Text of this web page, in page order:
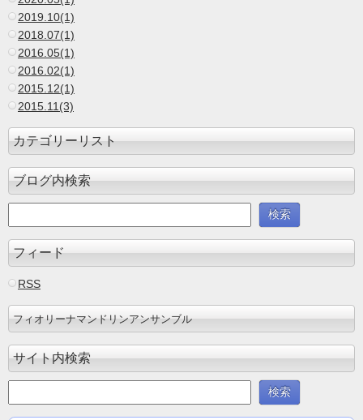
2019.10(1)
2018.07(1)
2016.05(1)
2016.02(1)
2015.12(1)
2015.11(3)
カテゴリーリスト
ブログ内検索
フィード
RSS
フィオリーナマンドリンアンサンブル
サイト内検索